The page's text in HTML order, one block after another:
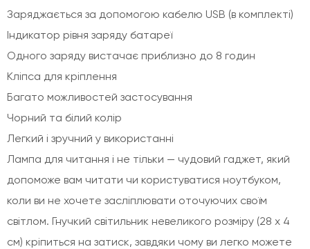
Заряджається за допомогою кабелю USB (в комплекті)
Індикатор рівня заряду батареї
Одного заряду вистачає приблизно до 8 годин
Кліпса для кріплення
Багато можливостей застосування
Чорний та білий колір
Легкий і зручний у використанні
Лампа для читання і не тільки — чудовий гаджет, який
допоможе вам читати чи користуватися ноутбуком,
коли ви не хочете засліплювати оточуючих своїм
світлом. Гнучкий світильник невеликого розміру (28 х 4
см) кріпиться на затиск, завдяки чому ви легко можете